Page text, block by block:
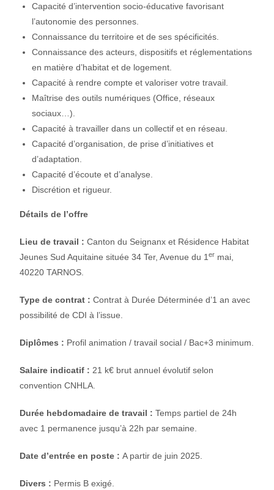
Capacité d’intervention socio-éducative favorisant
l’autonomie des personnes.
Connaissance du territoire et de ses spécificités.
Connaissance des acteurs, dispositifs et réglementations
en matière d’habitat et de logement.
Capacité à rendre compte et valoriser votre travail.
Maîtrise des outils numériques (Office, réseaux
sociaux…).
Capacité à travailler dans un collectif et en réseau.
Capacité d’organisation, de prise d’initiatives et
d’adaptation.
Capacité d’écoute et d’analyse.
Discrétion et rigueur.
Détails de l’offre
Lieu de travail :Canton du Seignanx et Résidence Habitat
Jeunes Sud Aquitaine située 34 Ter, Avenue du 1er mai,
40220 TARNOS.
Type de contrat :Contrat à Durée Déterminée d’1 an avec
possibilité de CDI à l’issue.
Diplômes : Profil animation / travail social / Bac+3 minimum.
Salaire indicatif : 21 k€ brut annuel évolutif selon
convention CNHLA.
Durée hebdomadaire de travail :Temps partiel de 24h
avec 1 permanence jusqu’à 22h par semaine.
Date d’entrée en poste :A partir de juin 2025.
Divers : Permis B exigé.